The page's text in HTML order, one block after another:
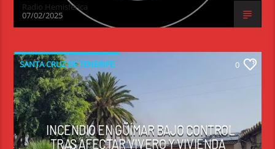
Radio Hemisferica
07/02/2025
SANTA CRUZ DE TENERIFE 0
INCENDIO EN GÜÍMAR BAJO CONTROL
TRAS AFECTAR VIVERO Y VIVIENDA